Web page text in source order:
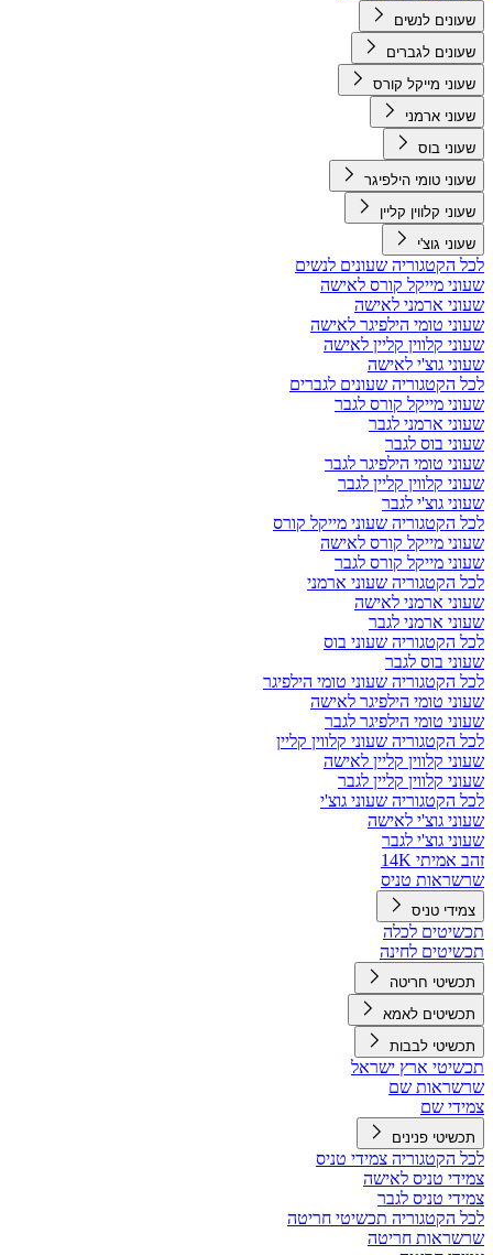
שעונים לנשים
שעונים לגברים
שעוני מייקל קורס
שעוני ארמני
שעוני בוס
שעוני טומי הילפיגר
שעוני קלווין קליין
שעוני גוצ'י
לכל הקטגוריה שעונים לנשים
שעוני מייקל קורס לאישה
שעוני ארמני לאישה
שעוני טומי הילפיגר לאישה
שעוני קלווין קליין לאישה
שעוני גוצ'י לאישה
לכל הקטגוריה שעונים לגברים
שעוני מייקל קורס לגבר
שעוני ארמני לגבר
שעוני בוס לגבר
שעוני טומי הילפיגר לגבר
שעוני קלווין קליין לגבר
שעוני גוצ'י לגבר
לכל הקטגוריה שעוני מייקל קורס
שעוני מייקל קורס לאישה
שעוני מייקל קורס לגבר
לכל הקטגוריה שעוני ארמני
שעוני ארמני לאישה
שעוני ארמני לגבר
לכל הקטגוריה שעוני בוס
שעוני בוס לגבר
לכל הקטגוריה שעוני טומי הילפיגר
שעוני טומי הילפיגר לאישה
שעוני טומי הילפיגר לגבר
לכל הקטגוריה שעוני קלווין קליין
שעוני קלווין קליין לאישה
שעוני קלווין קליין לגבר
לכל הקטגוריה שעוני גוצ'י
שעוני גוצ'י לאישה
שעוני גוצ'י לגבר
זהב אמיתי 14K
שרשראות טניס
צמידי טניס
תכשיטים לכלה
תכשיטים לחינה
תכשיטי חריטה
תכשיטים לאמא
תכשיטי לבבות
תכשיטי ארץ ישראל
שרשראות שם
צמידי שם
תכשיטי פנינים
לכל הקטגוריה צמידי טניס
צמידי טניס לאישה
צמידי טניס לגבר
לכל הקטגוריה תכשיטי חריטה
שרשראות חריטה